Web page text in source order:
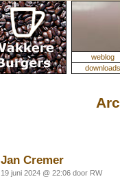
weblog
downloads
Jan Cremer
19 juni 2024 @ 22:06 door RW